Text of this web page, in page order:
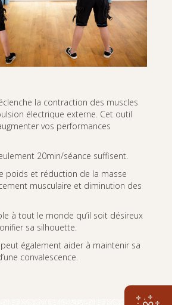
la contraction des muscles
électrique externe. Cet outil
vos performances
20min/séance suffisent.
poids et réduction de la masse
musculaire et diminution des
à tout le monde qu’il soit désireux
sa silhouette.
également aider à maintenir sa
convalescence.